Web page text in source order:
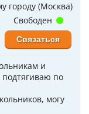
городу (Москва)
и
по
могу
Свободен
Связаться